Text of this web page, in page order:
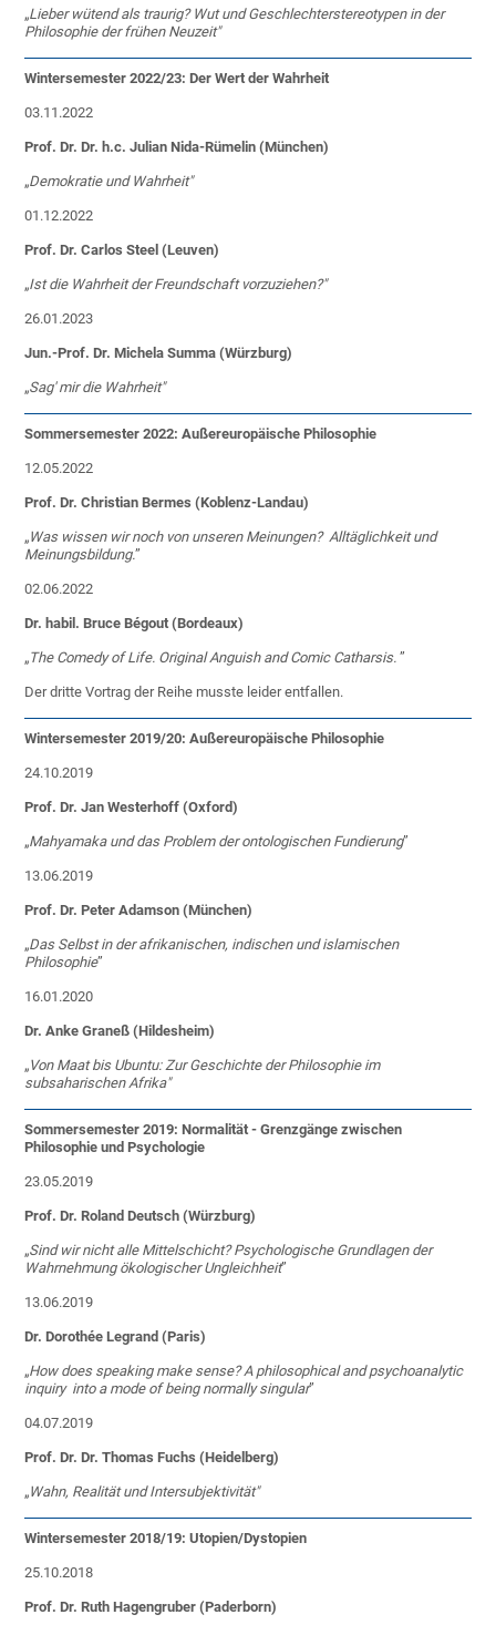
„Lieber wütend als traurig? Wut und Geschlechterstereotypen in der
Philosophie der frühen Neuzeit"
Wintersemester 2022/23: Der Wert der Wahrheit
03.11.2022
Prof. Dr. Dr. h.c. Julian Nida-Rümelin (München)
„Demokratie und Wahrheit"
01.12.2022
Prof. Dr. Carlos Steel (Leuven)
„Ist die Wahrheit der Freundschaft vorzuziehen?"
26.01.2023
Jun.-Prof. Dr. Michela Summa (Würzburg)
„Sag' mir die Wahrheit"
Sommersemester 2022: Außereuropäische Philosophie
12.05.2022
Prof. Dr. Christian Bermes (Koblenz-Landau)
„Was wissen wir noch von unseren Meinungen? Alltäglichkeit und
Meinungsbildung.”
02.06.2022
Dr. habil. Bruce Bégout (Bordeaux)
„The Comedy of Life. Original Anguish and Comic Catharsis.”
Der dritte Vortrag der Reihe musste leider entfallen.
Wintersemester 2019/20: Außereuropäische Philosophie
24.10.2019
Prof. Dr. Jan Westerhoff (Oxford)
„Mahyamaka und das Problem der ontologischen Fundierung”
13.06.2019
Prof. Dr. Peter Adamson (München)
„Das Selbst in der afrikanischen, indischen und islamischen
Philosophie”
16.01.2020
Dr. Anke Graneß (Hildesheim)
„Von Maat bis Ubuntu: Zur Geschichte der Philosophie im
subsaharischen Afrika"
Sommersemester 2019: Normalität - Grenzgänge zwischen
Philosophie und Psychologie
23.05.2019
Prof. Dr. Roland Deutsch (Würzburg)
„Sind wir nicht alle Mittelschicht? Psychologische Grundlagen der
Wahrnehmung ökologischer Ungleichheit”
13.06.2019
Dr. Dorothée Legrand (Paris)
„How does speaking make sense? A philosophical and psychoanalytic
inquiry into a mode of being normally singular”
04.07.2019
Prof. Dr. Dr. Thomas Fuchs (Heidelberg)
„Wahn, Realität und Intersubjektivität"
Wintersemester 2018/19: Utopien/Dystopien
25.10.2018
Prof. Dr. Ruth Hagengruber (Paderborn)